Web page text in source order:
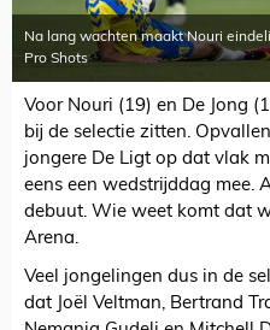
Na lang wachten maakt Nouri
Pro Shots
Voor Nouri (19) en De Jong
bij de selectie zitten.
jongere De Ligt op dat vlak
eens een wedstrijddag mee.
debuut. Wie weet komt dat
Arena.
Veel jongelingen dus in de
dat Joël Veltman, Bertrand